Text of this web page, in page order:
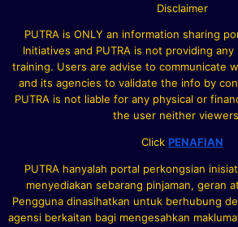
Disclaimer
PUTRA is ONLY an information sharing
Initiatives and PUTRA is not providing
training. Users are advise to communicate
and its agencies to validate the info by
PUTRA is not liable for any physical or
the user neither
Click PENAFIAN
PUTRA hanyalah portal perkongsian
menyediakan sebarang pinjaman, geran
Pengguna dinasihatkan untuk berhubung
agensi berkaitan bagi mengesahkan